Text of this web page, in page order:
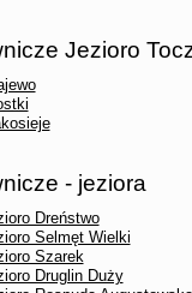
Jezioro
- jeziora
Dreństwo
Selmęt Wielki
Szarek
Druglin Duży